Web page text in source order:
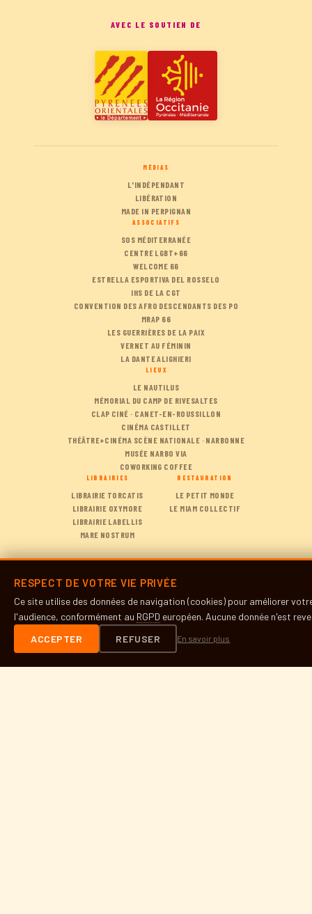
AVEC LE SOUTIEN DE
MÉDIAS
L'INDÉPENDANT
LIBÉRATION
MADE IN PERPIGNAN
ASSOCIATIFS
SOS MÉDITERRANÉE
CENTRE LGBT+66
WELCOME 66
ESTRELLA ESPORTIVA DEL ROSSELO
IHS DE LA CGT
CONVENTION DES AFRO DESCENDANTS DES PO
MRAP 66
LES GUERRIÈRES DE LA PAIX
VERNET AU FÉMININ
LA DANTE ALIGHIERI
LIEUX
LE NAUTILUS
MÉMORIAL DU CAMP DE RIVESALTES
CLAP CINÉ · CANET-EN-ROUSSILLON
CINÉMA CASTILLET
THÉÂTRE+CINÉMA SCÈNE NATIONALE · NARBONNE
MUSÉE NARBO VIA
COWORKING COFFEE
LIBRAIRIES
LIBRAIRIE TORCATIS
LIBRAIRIE OXYMORE
LIBRAIRIE LABELLIS
MARE NOSTRUM
RESTAURATION
LE PETIT MONDE
LE MIAM COLLECTIF
NOSTREMAR
Festival culturel méditerranéen
antiraciste · Perpignan · Depuis
RESPECT DE VOTRE VIE PRIVÉE
Ce site utilise des données de navigation (cookies) pour améliorer
l'audience, conformément au RGPD européen. Aucune donnée n'est
ACCEPTER
REFUSER En savoir plus